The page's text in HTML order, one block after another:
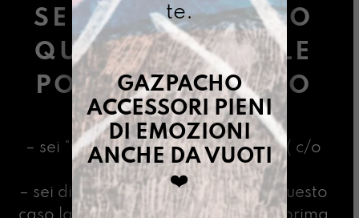
SE STAI LEGGENDO
QUESTE PAROLE LE
POSSIBILITÀ SONO
DUE:
– sei “una ricercatrice Gazpacha” ( c/o
l’Università della Vita)
– sei divorata dall’indecisione (in questo
te.
GAZPACHO
ACCESSORI PIENI
DI EMOZIONI
ANCHE DA VUOTI
❤️